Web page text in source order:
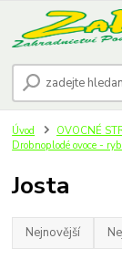
Úvod
OVOCNÉ
Drobnoplodé ovoce -
Josta
Nejnovější